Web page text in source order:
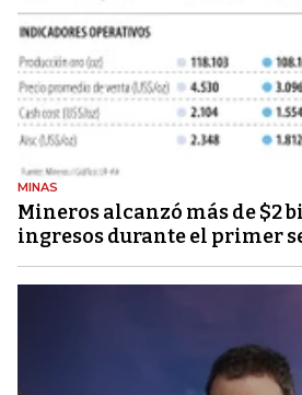
MINAS
Mineros alcanzó más de $2
ingresos durante el primer